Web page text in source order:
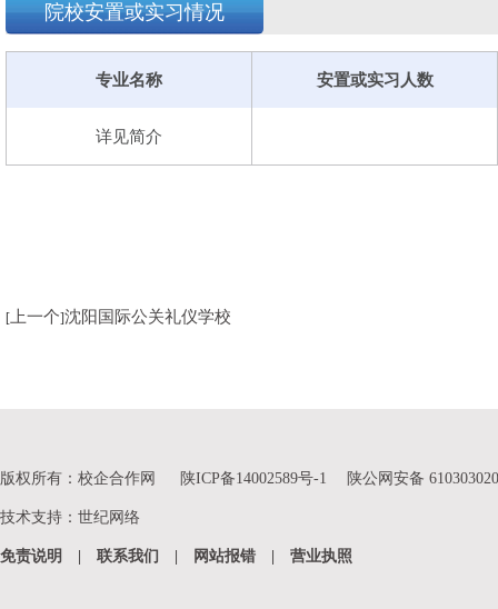
院校安置或实习情况
专业名称 安置或实习人数
详见简介
[ 上一个]沈阳国际公关礼仪学校
版权所有：校企合作网 陕ICP备14002589号-1 陕公网安备
技术支持 ： 世纪网络
免责说明 联系我们 网站报错 营业执照